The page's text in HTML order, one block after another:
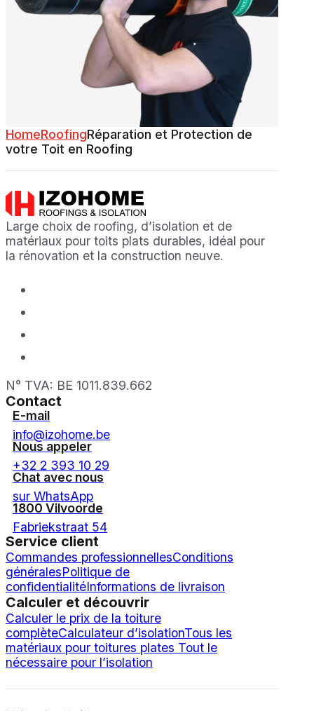
HomeRoofingRéparation et Protection de
votre Toit en Roofing
Large choix de roofing, d’isolation et de
matériaux pour toits plats durables, idéal pour
la rénovation et la construction neuve.
N° TVA: BE 1011.839.662
Contact
E-mail
info@izohome.be
Nous appeler
+32 2 393 10 29
Chat avec nous
sur WhatsApp
1800 Vilvoorde
Fabriekstraat 54
Service client
Commandes professionnellesConditions
généralesPolitique de
confidentialitéInformations de livraison
Calculer et découvrir
Calculer le prix de la toiture
complèteCalculateur d’isolationTous les
matériaux pour toitures plates Tout le
nécessaire pour l’isolation